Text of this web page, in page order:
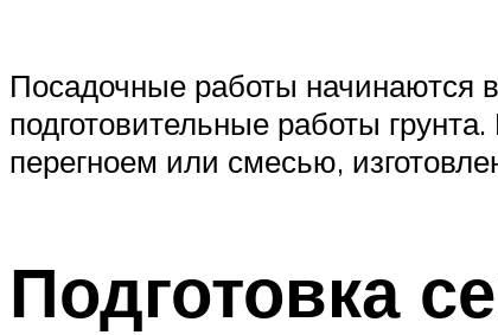
Посадочные работы начинаются
подготовительные работы
перегноем или смесью,
Подготовка